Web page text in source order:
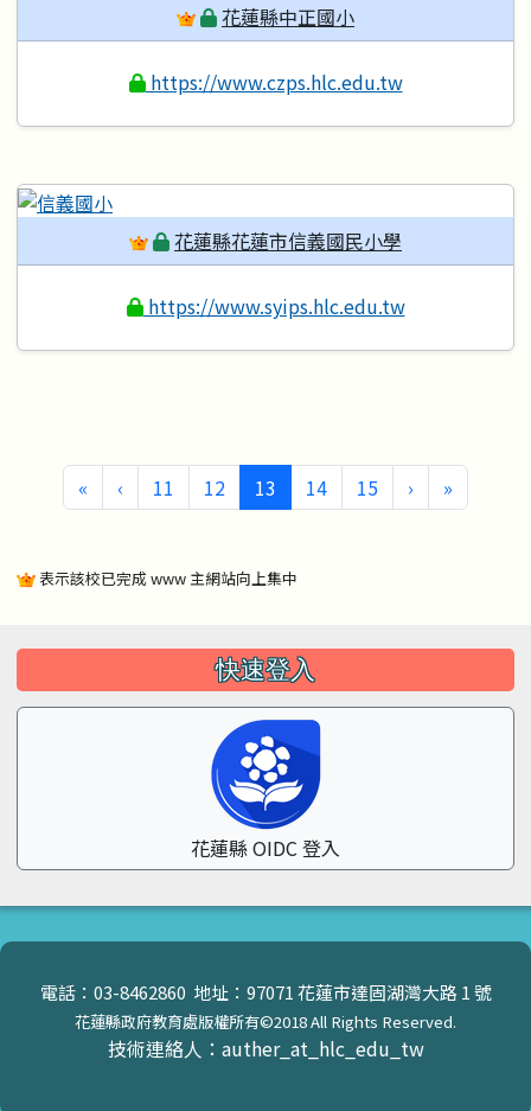
花蓮縣中正國小
https://www.czps.hlc.edu.tw
花蓮縣花蓮市信義國民小學
https://www.syips.hlc.edu.tw
« 第一頁
‹ 上一頁
11 12 13 (目前頁次)
14 15 › 下一頁
»
表示該校已完成 www 主網站向上集中
左邊區域內容 快速登入
花蓮縣 OIDC 登入
頁尾區域內容
電話：03-8462860 地址：97071 花蓮市達固湖灣大路 1 號
花蓮縣政府教育處版權所有©2018 All Rights Reserved.
技術連絡人：auther_at_hlc_edu_tw